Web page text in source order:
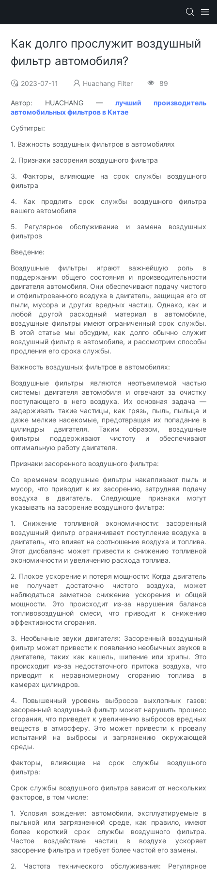
Как долго прослужит воздушный
фильтр автомобиля?
2023-07-11 Huachang Filter 89
Автор: HUACHANG — лучший производитель
автомобильных фильтров в Китае
Субтитры:
1. Важность воздушных фильтров в автомобилях
2. Признаки засорения воздушного фильтра
3. Факторы, влияющие на срок службы воздушного
фильтра
4. Как продлить срок службы воздушного фильтра
вашего автомобиля
5. Регулярное обслуживание и замена воздушных
фильтров
Введение:
Воздушные фильтры играют важнейшую роль в
поддержании общего состояния и производительности
двигателя автомобиля. Они обеспечивают подачу чистого
и отфильтрованного воздуха в двигатель, защищая его от
пыли, мусора и других вредных частиц. Однако, как и
любой другой расходный материал в автомобиле,
воздушные фильтры имеют ограниченный срок службы.
В этой статье мы обсудим, как долго обычно служит
воздушный фильтр в автомобиле, и рассмотрим способы
продления его срока службы.
Важность воздушных фильтров в автомобилях:
Воздушные фильтры являются неотъемлемой частью
системы двигателя автомобиля и отвечают за очистку
поступающего в него воздуха. Их основная задача —
задерживать такие частицы, как грязь, пыль, пыльца и
даже мелкие насекомые, предотвращая их попадание в
цилиндры двигателя. Таким образом, воздушные
фильтры поддерживают чистоту и обеспечивают
оптимальную работу двигателя.
Признаки засоренного воздушного фильтра:
Со временем воздушные фильтры накапливают пыль и
мусор, что приводит к их засорению, затрудняя подачу
воздуха в двигатель. Следующие признаки могут
указывать на засорение воздушного фильтра:
1. Снижение топливной экономичности: засоренный
воздушный фильтр ограничивает поступление воздуха в
двигатель, что влияет на соотношение воздуха и топлива.
Этот дисбаланс может привести к снижению топливной
экономичности и увеличению расхода топлива.
2. Плохое ускорение и потеря мощности: Когда двигатель
не получает достаточно чистого воздуха, может
наблюдаться заметное снижение ускорения и общей
мощности. Это происходит из-за нарушения баланса
топливовоздушной смеси, что приводит к снижению
эффективности сгорания.
3. Необычные звуки двигателя: Засоренный воздушный
фильтр может привести к появлению необычных звуков в
двигателе, таких как кашель, шипение или хрипы. Это
происходит из-за недостаточного притока воздуха, что
приводит к неравномерному сгоранию топлива в
камерах цилиндров.
4. Повышенный уровень выбросов выхлопных газов:
засоренный воздушный фильтр может нарушить процесс
сгорания, что приведет к увеличению выбросов вредных
веществ в атмосферу. Это может привести к провалу
испытаний на выбросы и загрязнению окружающей
среды.
Факторы, влияющие на срок службы воздушного
фильтра:
Срок службы воздушного фильтра зависит от нескольких
факторов, в том числе:
1. Условия вождения: автомобили, эксплуатируемые в
пыльной или загрязненной среде, как правило, имеют
более короткий срок службы воздушного фильтра.
Частое воздействие частиц в воздухе ускоряет
засорение фильтра и требует более частой его замены.
2. Частота технического обслуживания: Регулярное